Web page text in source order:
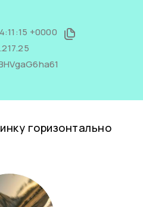
+0000
горизонтально